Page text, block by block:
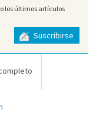
los últimos artículos
Suscribirse